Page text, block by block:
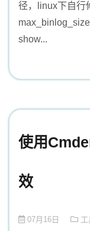
径，linux下自行
show...
使用
效
07月16日 工